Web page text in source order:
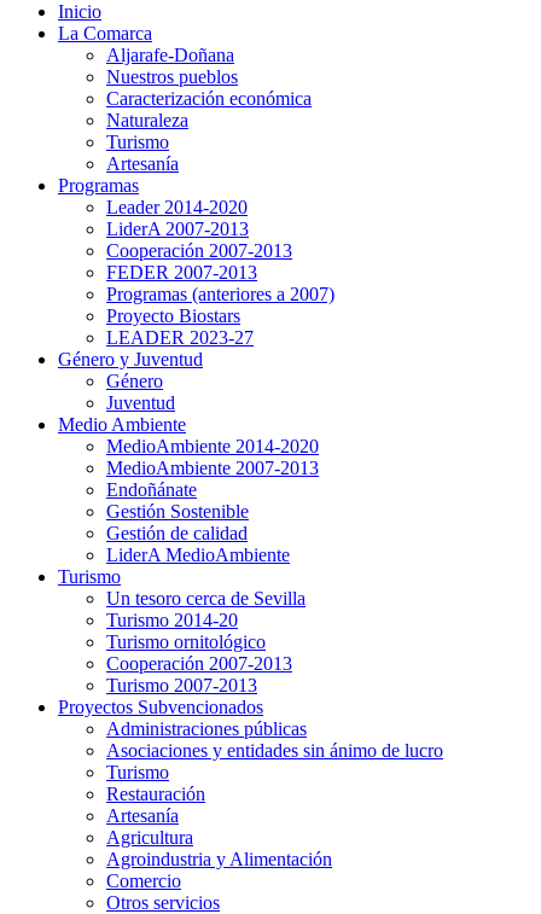
Inicio
La Comarca
Aljarafe-Doñana
Nuestros pueblos
Caracterización económica
Naturaleza
Turismo
Artesanía
Programas
Leader 2014-2020
LiderA 2007-2013
Cooperación 2007-2013
FEDER 2007-2013
Programas (anteriores a 2007)
Proyecto Biostars
LEADER 2023-27
Género y Juventud
Género
Juventud
Medio Ambiente
MedioAmbiente 2014-2020
MedioAmbiente 2007-2013
Endoñánate
Gestión Sostenible
Gestión de calidad
LiderA MedioAmbiente
Turismo
Un tesoro cerca de Sevilla
Turismo 2014-20
Turismo ornitológico
Cooperación 2007-2013
Turismo 2007-2013
Proyectos Subvencionados
Administraciones públicas
Asociaciones y entidades sin ánimo de lucro
Turismo
Restauración
Artesanía
Agricultura
Agroindustria y Alimentación
Comercio
Otros servicios